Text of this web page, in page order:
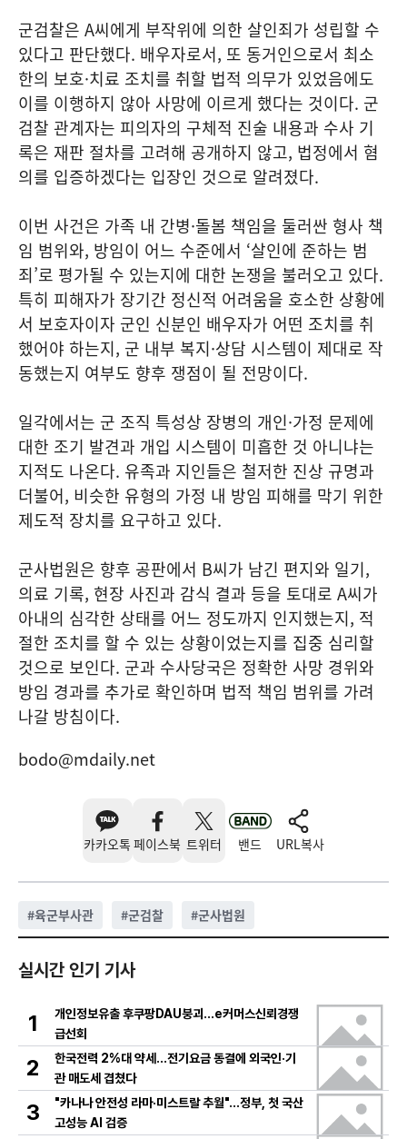
군검찰은 A씨에게 부작위에 의한 살인죄가 성립할 수
있다고 판단했다. 배우자로서, 또 동거인으로서 최소
한의 보호·치료 조치를 취할 법적 의무가 있었음에도
이를 이행하지 않아 사망에 이르게 했다는 것이다. 군
검찰 관계자는 피의자의 구체적 진술 내용과 수사 기
록은 재판 절차를 고려해 공개하지 않고, 법정에서 혐
의를 입증하겠다는 입장인 것으로 알려졌다.
이번 사건은 가족 내 간병·돌봄 책임을 둘러싼 형사 책
임 범위와, 방임이 어느 수준에서 ‘살인에 준하는 범
죄’로 평가될 수 있는지에 대한 논쟁을 불러오고 있다.
특히 피해자가 장기간 정신적 어려움을 호소한 상황에
서 보호자이자 군인 신분인 배우자가 어떤 조치를 취
했어야 하는지, 군 내부 복지·상담 시스템이 제대로 작
동했는지 여부도 향후 쟁점이 될 전망이다.
일각에서는 군 조직 특성상 장병의 개인·가정 문제에
대한 조기 발견과 개입 시스템이 미흡한 것 아니냐는
지적도 나온다. 유족과 지인들은 철저한 진상 규명과
더불어, 비슷한 유형의 가정 내 방임 피해를 막기 위한
제도적 장치를 요구하고 있다.
군사법원은 향후 공판에서 B씨가 남긴 편지와 일기,
의료 기록, 현장 사진과 감식 결과 등을 토대로 A씨가
아내의 심각한 상태를 어느 정도까지 인지했는지, 적
절한 조치를 할 수 있는 상황이었는지를 집중 심리할
것으로 보인다. 군과 수사당국은 정확한 사망 경위와
방임 경과를 추가로 확인하며 법적 책임 범위를 가려
나갈 방침이다.
bodo@mdaily.net
카카오톡 페이스북 트위터 밴드 URL복사
#육군부사관 #군검찰 #군사법원
실시간 인기 기사
1
개인정보유출 후쿠팡DAU붕괴…e커머스신뢰경쟁
급선회
2
한국전력 2%대 약세…전기요금 동결에 외국인·기
관 매도세 겹쳤다
3
"카나나 안전성 라마·미스트랄 추월"…정부, 첫 국산
고성능 AI 검증